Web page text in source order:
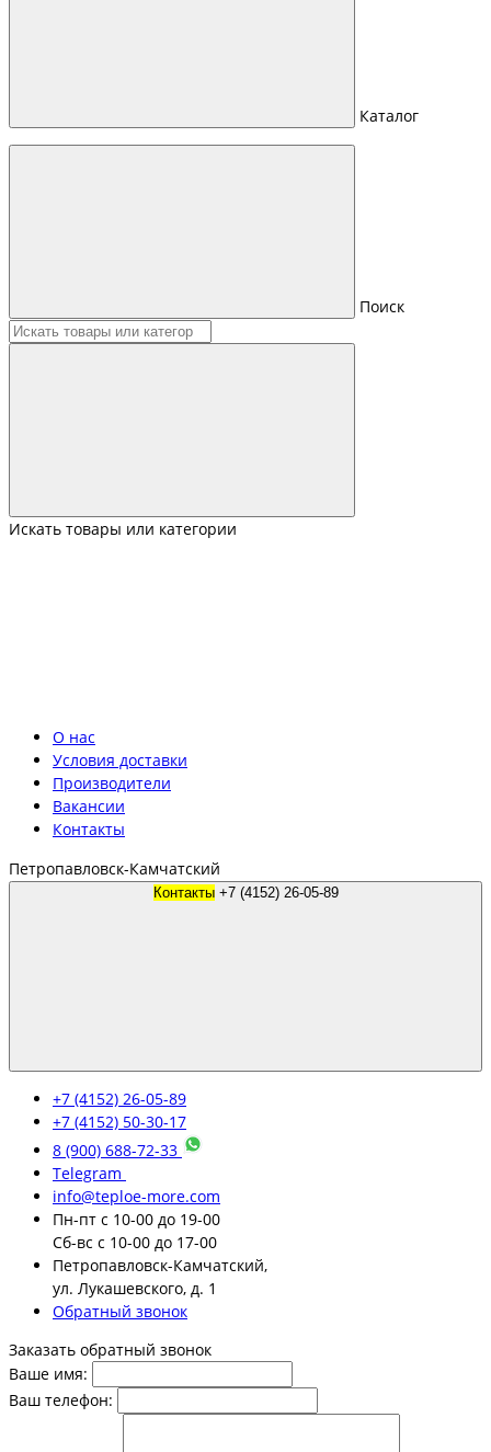
Каталог
Поиск
Искать товары или категории
О нас
Условия доставки
Производители
Вакансии
Контакты
Петропавловск-Камчатский
Контакты +7 (4152) 26-05-89
+7 (4152) 26-05-89
+7 (4152) 50-30-17
8 (900) 688-72-33
Telegram
info@teploe-more.com
Пн-пт с 10-00 до 19-00
Сб-вс с 10-00 до 17-00
Петропавловск-Камчатский,
ул. Лукашевского, д. 1
Обратный звонок
Заказать обратный звонок
Ваше имя:
Ваш телефон: